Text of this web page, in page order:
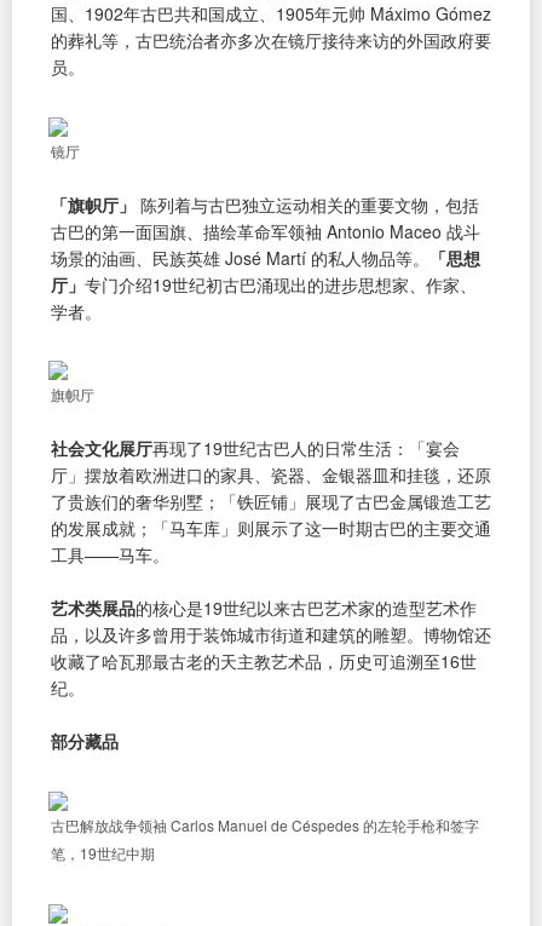
国、1902年古巴共和国成立、1905年元帅 Máximo Gómez
的葬礼等，古巴统治者亦多次在镜厅接待来访的外国政府要
员。
镜厅
「旗帜厅」 陈列着与古巴独立运动相关的重要文物，包括
古巴的第一面国旗、描绘革命军领袖 Antonio Maceo 战斗
场景的油画、民族英雄 José Martí 的私人物品等。
「思想
厅」 专门介绍19世纪初古巴涌现出的进步思想家、作家、
学者。
旗帜厅
社会文化展厅再现了19世纪古巴人的日常生活：「宴会
厅」摆放着欧洲进口的家具、瓷器、金银器皿和挂毯，还原
了贵族们的奢华别墅；「铁匠铺」展现了古巴金属锻造工艺
的发展成就；「马车库」则展示了这一时期古巴的主要交通
工具——马车。
艺术类展品的核心是19世纪以来古巴艺术家的造型艺术作
品，以及许多曾用于装饰城市街道和建筑的雕塑。博物馆还
收藏了哈瓦那最古老的天主教艺术品，历史可追溯至16世
纪。
部分藏品
古巴解放战争领袖 Carlos Manuel de Céspedes 的左轮手枪和签字
笔，19世纪中期